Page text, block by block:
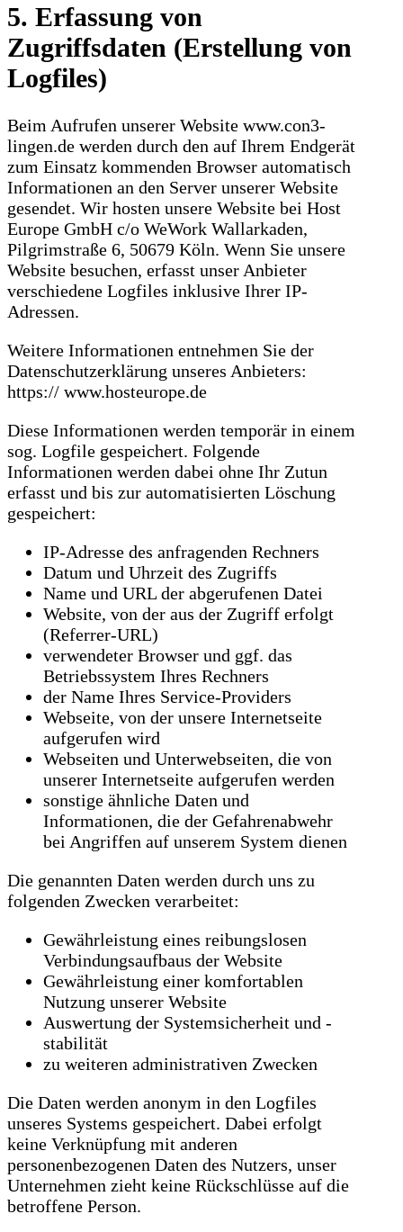
5. Erfassung von
Zugriffsdaten (Erstellung von
Logfiles)
Beim Aufrufen unserer Website www.con3-
lingen.de werden durch den auf Ihrem Endgerät
zum Einsatz kommenden Browser automatisch
Informationen an den Server unserer Website
gesendet. Wir hosten unsere Website bei Host
Europe GmbH c/o WeWork Wallarkaden,
Pilgrimstraße 6, 50679 Köln. Wenn Sie unsere
Website besuchen, erfasst unser Anbieter
verschiedene Logfiles inklusive Ihrer IP-
Adressen.
Weitere Informationen entnehmen Sie der
Datenschutzerklärung unseres Anbieters:
https:// www.hosteurope.de
Diese Informationen werden temporär in einem
sog. Logfile gespeichert. Folgende
Informationen werden dabei ohne Ihr Zutun
erfasst und bis zur automatisierten Löschung
gespeichert:
IP-Adresse des anfragenden Rechners
Datum und Uhrzeit des Zugriffs
Name und URL der abgerufenen Datei
Website, von der aus der Zugriff erfolgt
(Referrer-URL)
verwendeter Browser und ggf. das
Betriebssystem Ihres Rechners
der Name Ihres Service-Providers
Webseite, von der unsere Internetseite
aufgerufen wird
Webseiten und Unterwebseiten, die von
unserer Internetseite aufgerufen werden
sonstige ähnliche Daten und
Informationen, die der Gefahrenabwehr
bei Angriffen auf unserem System dienen
Die genannten Daten werden durch uns zu
folgenden Zwecken verarbeitet:
Gewährleistung eines reibungslosen
Verbindungsaufbaus der Website
Gewährleistung einer komfortablen
Nutzung unserer Website
Auswertung der Systemsicherheit und -
stabilität
zu weiteren administrativen Zwecken
Die Daten werden anonym in den Logfiles
unseres Systems gespeichert. Dabei erfolgt
keine Verknüpfung mit anderen
personenbezogenen Daten des Nutzers, unser
Unternehmen zieht keine Rückschlüsse auf die
betroffene Person.